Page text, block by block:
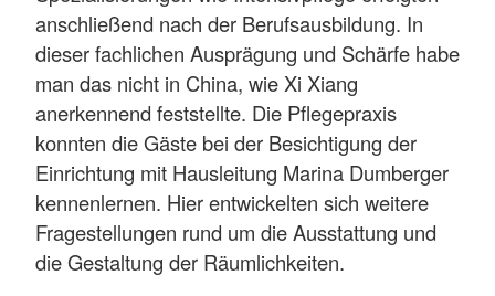
anschließend nach der Berufsausbildung. In
dieser fachlichen Ausprägung und Schärfe habe
man das nicht in China, wie Xi Xiang
anerkennend feststellte. Die Pflegepraxis
konnten die Gäste bei der Besichtigung der
Einrichtung mit Hausleitung Marina Dumberger
kennenlernen. Hier entwickelten sich weitere
Fragestellungen rund um die Ausstattung und
die Gestaltung der Räumlichkeiten.